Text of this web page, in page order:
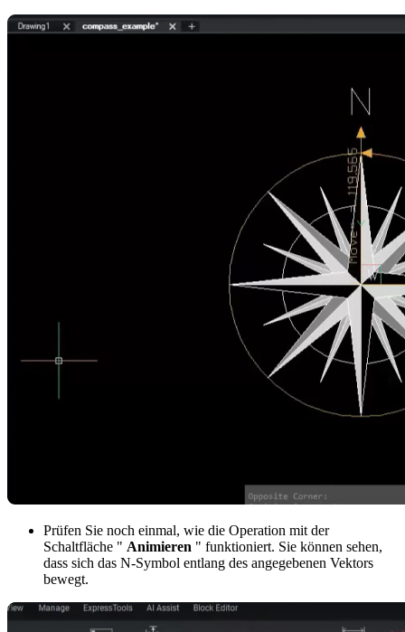
Prüfen Sie noch einmal, wie die Operation mit der
Schaltfläche " Animieren " funktioniert. Sie können sehen,
dass sich das N-Symbol entlang des angegebenen Vektors
bewegt.